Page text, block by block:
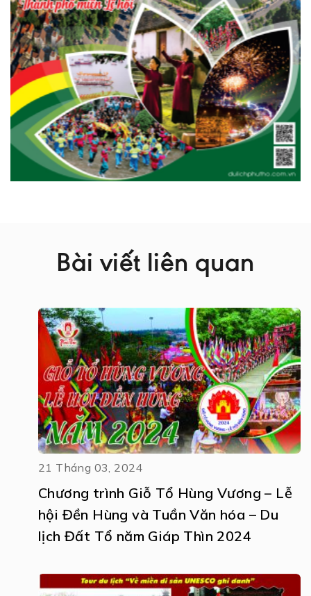
Bài viết liên quan
21 Tháng 03, 2024
Chương trình Giỗ Tổ Hùng Vương – Lễ
hội Đền Hùng và Tuần Văn hóa – Du
lịch Đất Tổ năm Giáp Thìn 2024